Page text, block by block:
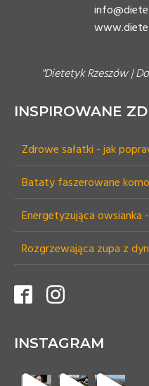
"Dietetyk Rzeszów |
INSPIROWANE
Zdrowe sałatki - jak
Bataty faszerowane
Energetyzująca owsianka
Rozgrzewająca zupa z
INSTAGRAM